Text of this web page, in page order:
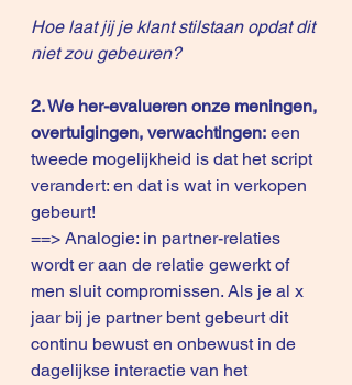
Hoe laat jij je klant stilstaan opdat dit
niet zou gebeuren?
2. We her-evalueren onze meningen,
overtuigingen, verwachtingen: een
tweede mogelijkheid is dat het script
verandert: en dat is wat in verkopen
gebeurt!
==> Analogie: in partner-relaties
wordt er aan de relatie gewerkt of
men sluit compromissen. Als je al x
jaar bij je partner bent gebeurt dit
continu bewust en onbewust in de
dagelijkse interactie van het